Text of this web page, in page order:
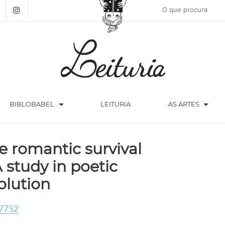
BIBLOBABEL arrow_drop_down LEITURIA AS ARTES arrow_drop_down
romantic survival
study in poetic